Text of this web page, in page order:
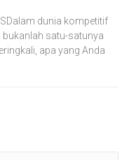
dunia kompetitif
bukanlah satu-satunya
apa yang Anda